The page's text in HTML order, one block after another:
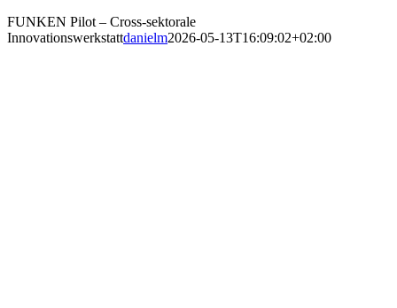
FUNKEN Pilot – Cross-sektorale
Innovationswerkstattdanielm2026-05-13T16:09:02+02:00